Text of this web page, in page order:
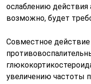
ослаблению действия
возможно, будет
Совместное
увеличению частоты